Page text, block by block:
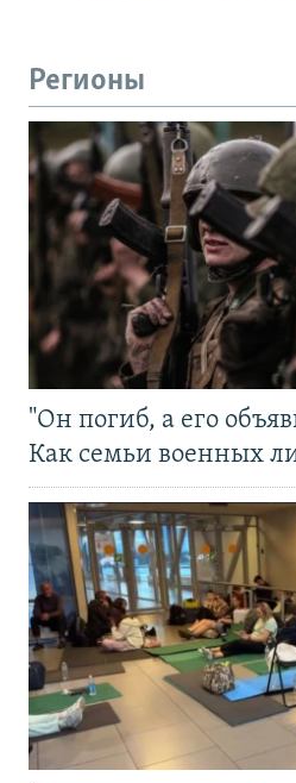
Регионы
"Он погиб, а его
Как семьи военных